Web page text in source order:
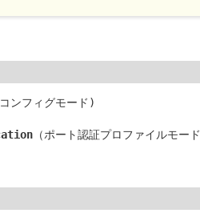
ンフィグモード)